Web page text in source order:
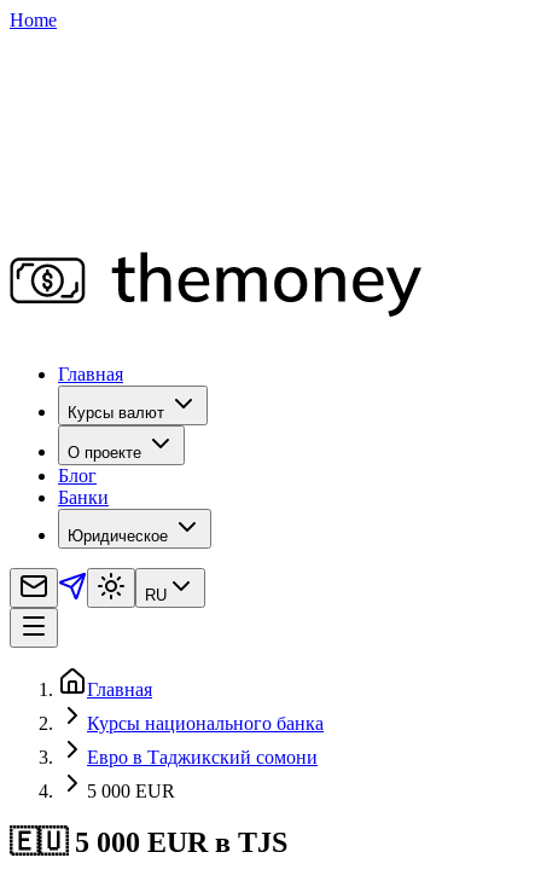
Home
Главная
Курсы валют
О проекте
Блог
Банки
Юридическое
RU
Главная
Курсы национального банка
Евро в Таджикский сомони
5 000 EUR
🇪🇺 5 000 EUR в TJS